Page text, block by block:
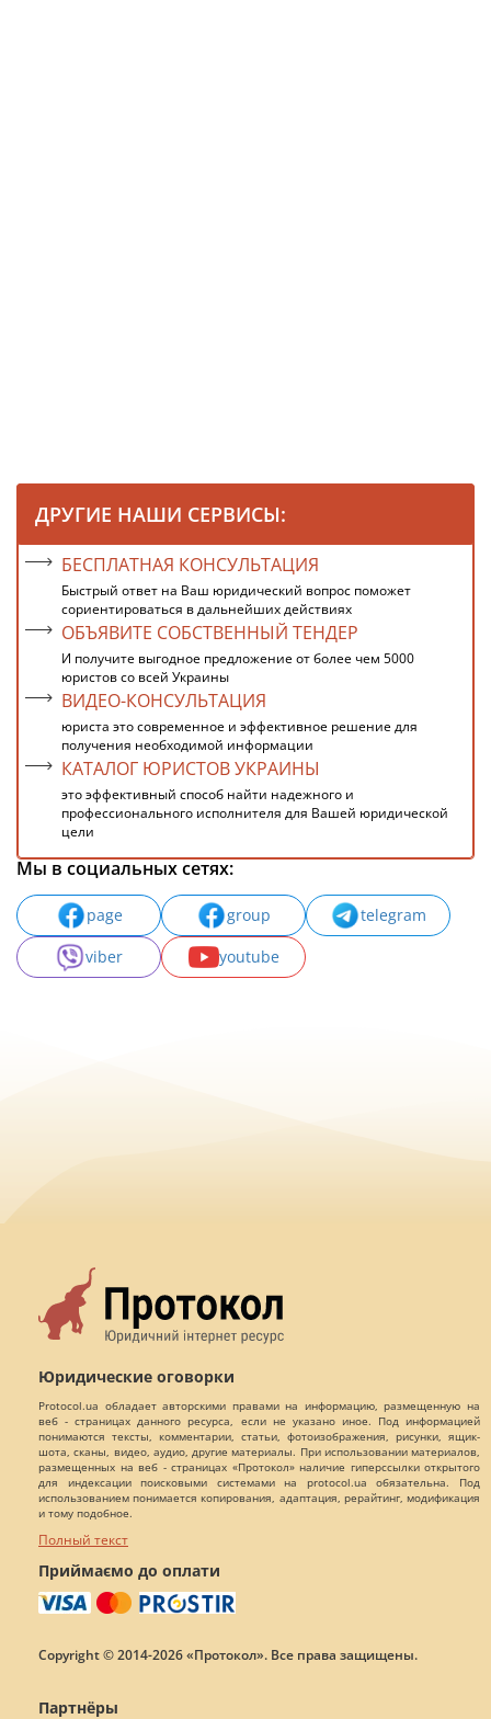
ДРУГИЕ НАШИ СЕРВИСЫ:
БЕСПЛАТНАЯ КОНСУЛЬТАЦИЯ
Быстрый ответ на Ваш юридический вопрос поможет
сориентироваться в дальнейших действиях
ОБЪЯВИТЕ СОБСТВЕННЫЙ ТЕНДЕР
И получите выгодное предложение от более чем 5000
юристов со всей Украины
ВИДЕО-КОНСУЛЬТАЦИЯ
юриста это современное и эффективное решение для
получения необходимой информации
КАТАЛОГ ЮРИСТОВ УКРАИНЫ
это эффективный способ найти надежного и
профессионального исполнителя для Вашей юридической
цели
Мы в социальных сетях:
page group
telegram
viber
youtube
Юридические оговорки
Protocol.ua обладает авторскими правами на информацию, размещенную на
веб - страницах данного ресурса, если не указано иное. Под информацией
понимаются тексты, комментарии, статьи, фотоизображения, рисунки, ящик-
шота, сканы, видео, аудио, другие материалы. При использовании материалов,
размещенных на веб - страницах «Протокол» наличие гиперссылки открытого
для индексации поисковыми системами на protocol.ua обязательна. Под
использованием понимается копирования, адаптация, рерайтинг, модификация
и тому подобное.
Полный текст
Приймаємо до оплати
Copyright © 2014-2026 «Протокол». Все права защищены.
Партнёры